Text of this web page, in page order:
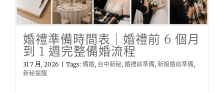
婚禮準備時間表｜婚禮前 6 個月
到 1 週完整備婚流程
31 7 月, 2026 Tags: 備婚, 台中新秘, 婚禮前準備, 新娘婚前準備,
新秘提醒